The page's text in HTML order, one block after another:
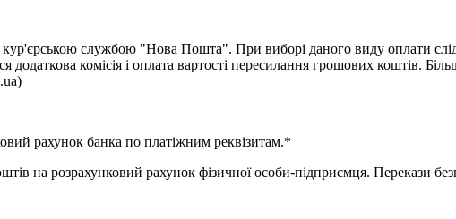
службою "Нова Пошта". При виборі даного виду оплати
комісія і оплата вартості пересилання грошових коштів.
рахунок банка по платіжним реквізитам.*
розрахунковий рахунок фізичної особи-підприємця. Перекази